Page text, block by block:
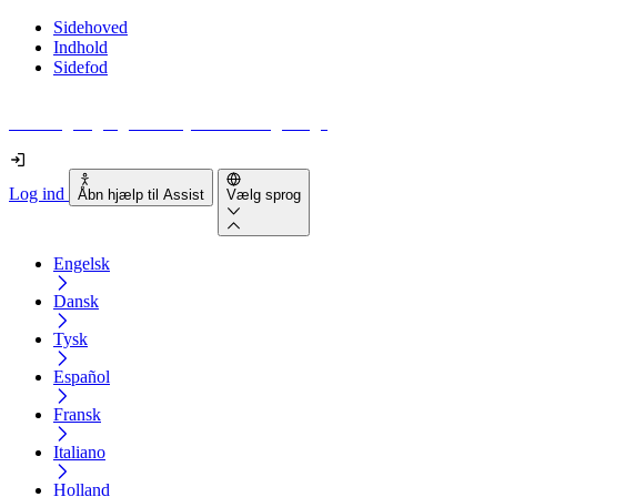
Sidehoved
Indhold
Sidefod
Log ind Åbn hjælp til Assist Vælg sprog
Engelsk
Dansk
Tysk
Español
Fransk
Italiano
Holland